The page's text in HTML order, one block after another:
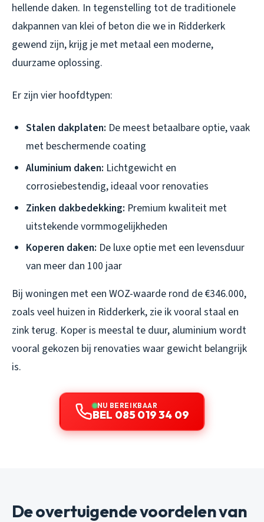
hellende daken. In tegenstelling tot de traditionele
dakpannen van klei of beton die we in Ridderkerk
gewend zijn, krijg je met metaal een moderne,
duurzame oplossing.
Er zijn vier hoofdtypen:
Stalen dakplaten: De meest betaalbare optie, vaak
met beschermende coating
Aluminium daken: Lichtgewicht en
corrosiebestendig, ideaal voor renovaties
Zinken dakbedekking: Premium kwaliteit met
uitstekende vormmogelijkheden
Koperen daken: De luxe optie met een levensduur
van meer dan 100 jaar
Bij woningen met een WOZ-waarde rond de €346.000,
zoals veel huizen in Ridderkerk, zie ik vooral staal en
zink terug. Koper is meestal te duur, aluminium wordt
vooral gekozen bij renovaties waar gewicht belangrijk
is.
NU BEREIKBAAR
BEL 085 019 34 09
De overtuigende voordelen van